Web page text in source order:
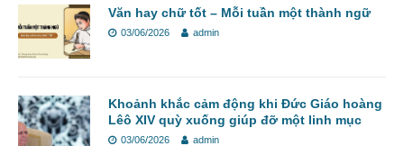
Văn hay chữ tốt – Mỗi tuần một thành ngữ
03/06/2026 admin
Khoảnh khắc cảm động khi Đức Giáo hoàng
Lêô XIV quỳ xuống giúp đỡ một linh mục
03/06/2026 admin